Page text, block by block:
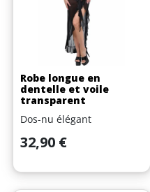
Robe longue en
dentelle et voile
transparent
Dos-nu élégant
Prix
32,90 €